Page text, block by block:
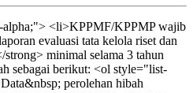
<li>KPPMF/KPPMP wajib
evaluasi tata kelola riset dan
minimal selama 3 tahun
sebagai berikut: <ol style="list-
perolehan hibah